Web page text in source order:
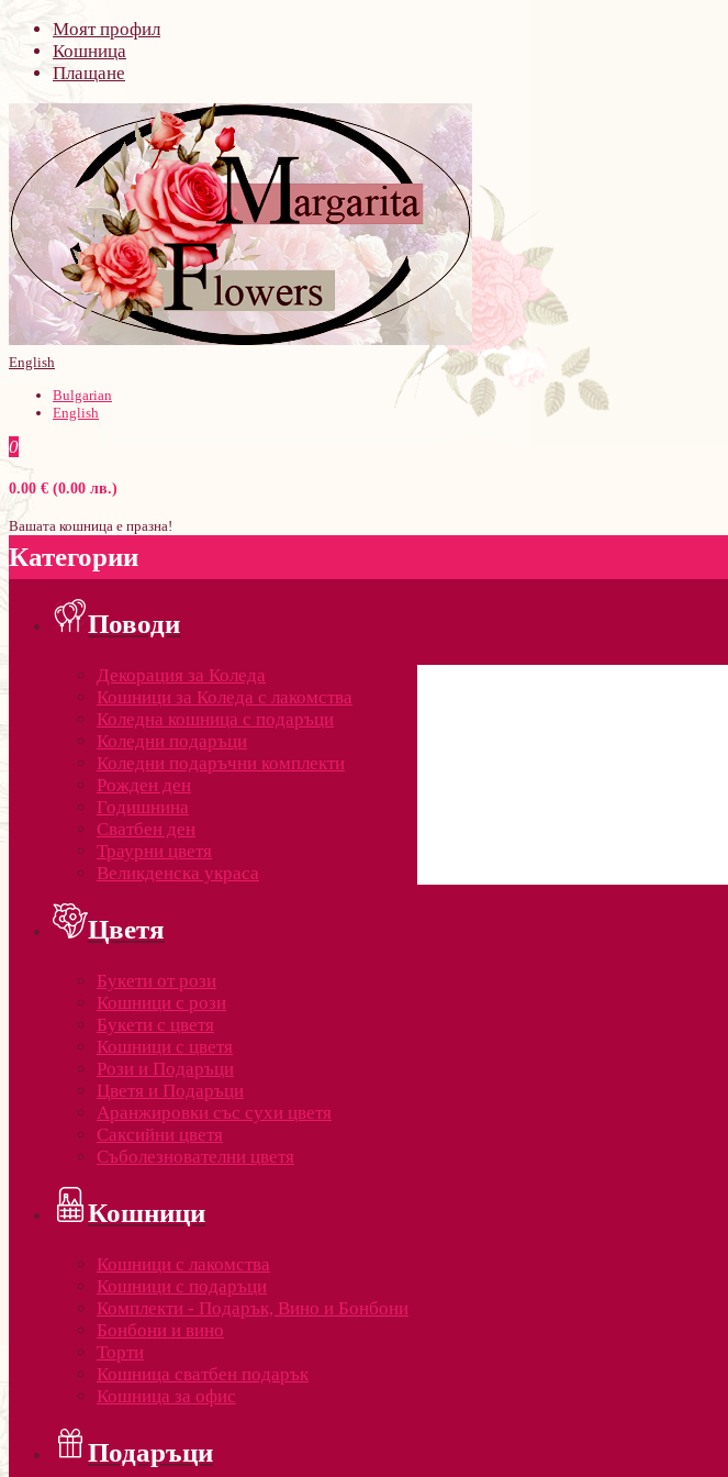
Моят профил
Кошница
Плащане
English
Bulgarian
English
0
0.00 € (0.00 лв.)
Вашата кошница е празна!
Категории
Поводи
Декорация за Коледа
Кошници за Коледа с лакомства
Коледна кошница с подаръци
Коледни подаръци
Коледни подаръчни комплекти
Рожден ден
Годишнина
Сватбен ден
Траурни цветя
Великденска украса
Цветя
Букети от рози
Кошници с рози
Букети с цветя
Кошници с цветя
Рози и Подаръци
Цветя и Подаръци
Аранжировки със сухи цветя
Саксийни цветя
Съболезнователни цветя
Кошници
Кошници с лакомства
Кошници с подаръци
Комплекти - Подарък, Вино и Бонбони
Бонбони и вино
Торти
Кошница сватбен подарък
Кошница за офис
Подаръци